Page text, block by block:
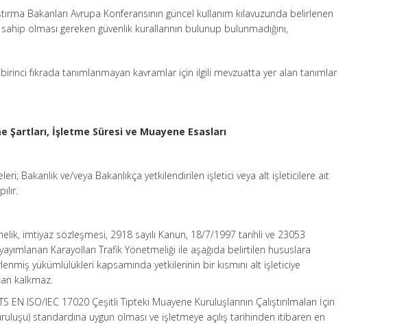
Bakanları Avrupa Konferansının güncel kullanım kılavuzunda belirlenen
olması gereken güvenlik kurallarının bulunup bulunmadığını,
fıkrada tanımlanmayan kavramlar için ilgili mevzuatta yer alan tanımlar
Şartları, İşletme Süresi ve Muayene Esasları
Bakanlık ve/veya Bakanlıkça yetkilendirilen işletici veya alt işleticilere ait
imtiyaz sözleşmesi, 2918 sayılı Kanun, 18/7/1997 tarihli ve 23053
Karayolları Trafik Yönetmeliği ile aşağıda belirtilen hususlara
yükümlülükleri kapsamında yetkilerinin bir kısmını alt işleticiye
kalkmaz.
EN ISO/IEC 17020 Çeşitli Tipteki Muayene Kuruluşlarının Çalıştırılmaları İçin
standardına uygun olması ve işletmeye açılış tarihinden itibaren en